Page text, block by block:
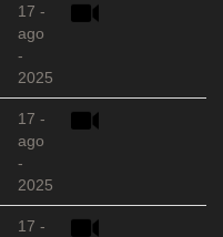
17 -
ago
-
2025
17 -
ago
-
2025
17 -